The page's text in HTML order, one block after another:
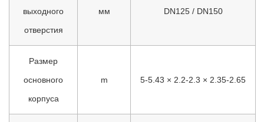
выходного
отверстия
мм DN125 / DN150
Размер
основного
корпуса
m 5-5.43 × 2.2-2.3 × 2.35-2.65